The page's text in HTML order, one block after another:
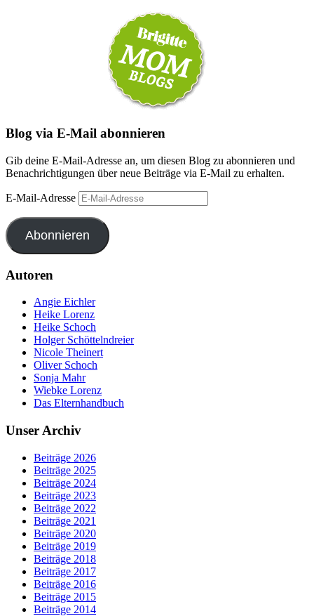
Blog via E-Mail abonnieren
Gib deine E-Mail-Adresse an, um diesen Blog zu abonnieren und
Benachrichtigungen über neue Beiträge via E-Mail zu erhalten.
E-Mail-Adresse
Abonnieren
Autoren
Angie Eichler
Heike Lorenz
Heike Schoch
Holger Schöttelndreier
Nicole Theinert
Oliver Schoch
Sonja Mahr
Wiebke Lorenz
Das Elternhandbuch
Unser Archiv
Beiträge 2026
Beiträge 2025
Beiträge 2024
Beiträge 2023
Beiträge 2022
Beiträge 2021
Beiträge 2020
Beiträge 2019
Beiträge 2018
Beiträge 2017
Beiträge 2016
Beiträge 2015
Beiträge 2014